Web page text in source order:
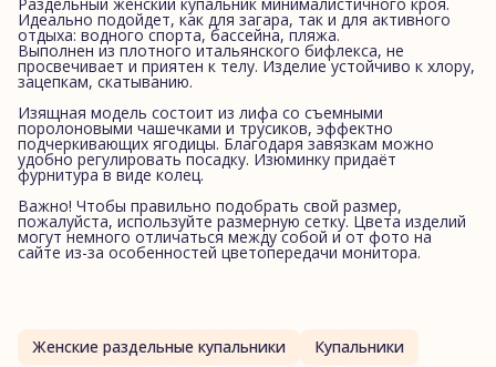
Идеально подойдет, как для загара, так и для активного
отдыха: водного спорта, бассейна, пляжа.
Выполнен из плотного итальянского бифлекса, не
просвечивает и приятен к телу. Изделие устойчиво к хлору,
зацепкам, скатыванию.
Изящная модель состоит из лифа со съемными
поролоновыми чашечками и трусиков, эффектно
подчеркивающих ягодицы. Благодаря завязкам можно
удобно регулировать посадку. Изюминку придаёт
фурнитура в виде колец.
Важно! Чтобы правильно подобрать свой размер,
пожалуйста, используйте размерную сетку. Цвета изделий
могут немного отличаться между собой и от фото на
сайте из-за особенностей цветопередачи монитора.
Женские раздельные купальники Купальники